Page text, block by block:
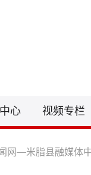
心 视频专栏
网—米脂县融媒体